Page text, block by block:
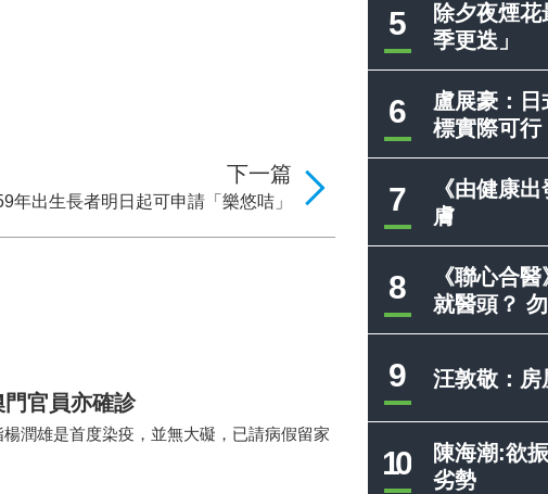
5
除夕夜煙
季更迭」
6
盧展豪：日
標實際可行
7
《由健康
膚
8
《聯心合
就醫頭？
9 汪敦敬：房
10
陳海潮:欲
劣勢
下一篇
年出生長者明日起可申請「樂悠咭」
官員亦確診
潤雄是首度染疫，並無大礙，已請病假留家